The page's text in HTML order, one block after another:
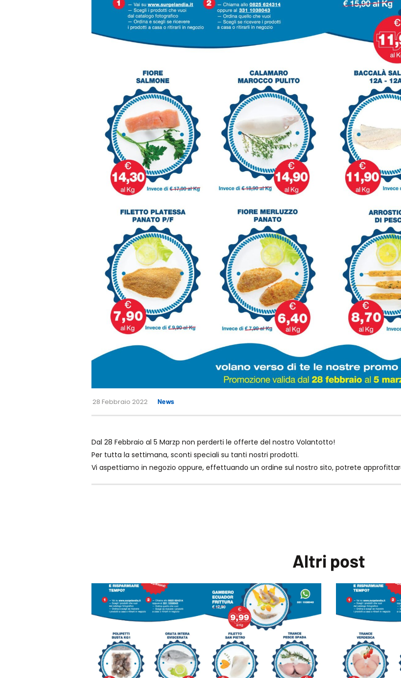
28 Febbraio 2022 News
Dal 28 Febbraio al 5 Marzp non perderti le offerte del nostro Volantotto!
Per tutta la settimana, sconti speciali su tanti nostri prodotti.
Vi aspettiamo in negozio oppure, effettuando un ordine sul nostro sito, potrete
Altri post